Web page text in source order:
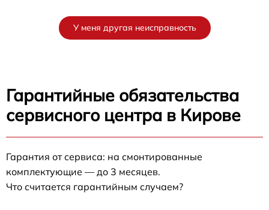
У меня другая неисправность
Гарантийные обязательства
сервисного центра в Кирове
Гарантия от сервиса: на смонтированные
комплектующие — до 3 месяцев.
Что считается гарантийным случаем?